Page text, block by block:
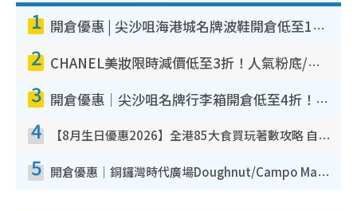
1 開倉優惠 | 尖沙咀海港城名牌波鞋開倉低至1折！On鞋$899起／Joy&Peace鞋履$98起
2 CHANEL美妝限時減價低至3折！人氣粉底/唇膏/精華液低至$275！COCO香水都有平
3 開倉優惠｜尖沙咀名牌行李箱開倉低至4折！一連5日 American Tourister/ace./Hallmark $200起！
4 【8月生日優惠2026】全港85大食買玩著數攻略 自助餐/火鍋放題同行免費＋誠品/DONKI送現金券
5 開倉優惠｜銅鑼灣時代廣場Doughnut/Campo Marzio開倉低至1折！背囊、書包、手袋劈價$200起